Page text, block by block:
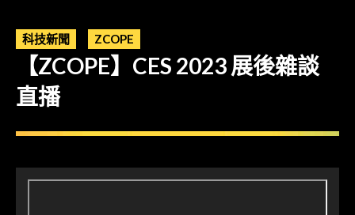
科技新聞 ZCOPE
【ZCOPE】CES 2023 展後雜談
直播